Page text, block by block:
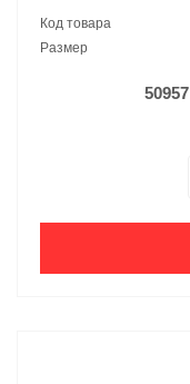
Код товара
Размер
50957